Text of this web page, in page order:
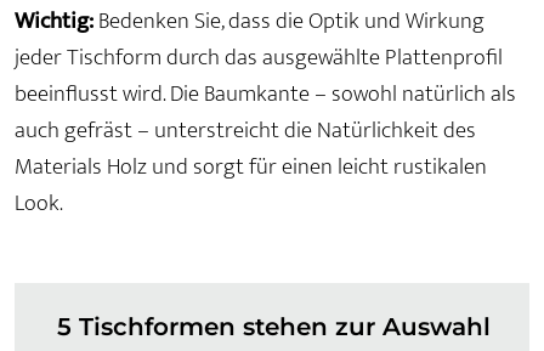
Wichtig:Bedenken Sie, dass die Optik und Wirkung
jeder Tischform durch das ausgewählte Plattenprofil
beeinflusst wird. Die Baumkante – sowohl natürlich als
auch gefräst – unterstreicht die Natürlichkeit des
Materials Holz und sorgt für einen leicht rustikalen
Look.
5 Tischformen stehen zur Auswahl